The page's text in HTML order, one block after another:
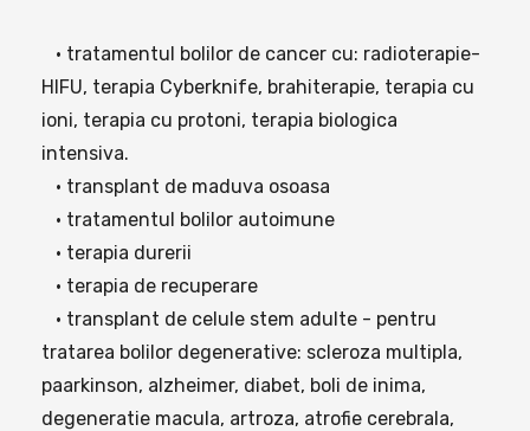
• tratamentul bolilor de cancer cu: radioterapie-
HIFU, terapia Cyberknife, brahiterapie, terapia cu
ioni, terapia cu protoni, terapia biologica
intensiva.
• transplant de maduva osoasa
• tratamentul bolilor autoimune
• terapia durerii
• terapia de recuperare
• transplant de celule stem adulte - pentru
tratarea bolilor degenerative: scleroza multipla,
paarkinson, alzheimer, diabet, boli de inima,
degeneratie macula, artroza, atrofie cerebrala,